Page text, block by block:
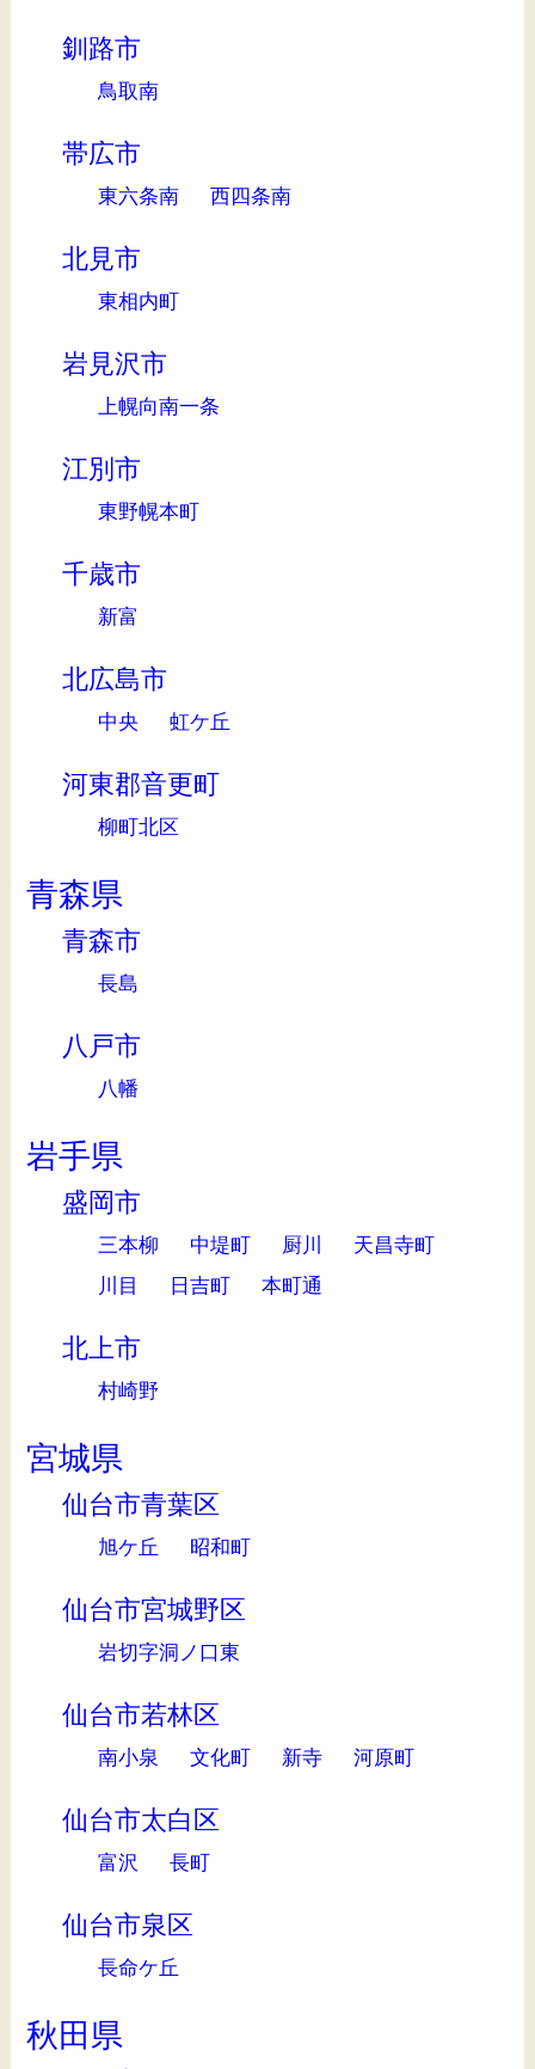
釧路市
鳥取南
帯広市
東六条南 西四条南
北見市
東相内町
岩見沢市
上幌向南一条
江別市
東野幌本町
千歳市
新富
北広島市
中央 虹ケ丘
河東郡音更町
柳町北区
青森県
青森市
長島
八戸市
八幡
岩手県
盛岡市
三本柳 中堤町 厨川
天昌寺町
川目
日吉町 本町通
北上市
村崎野
宮城県
仙台市青葉区
旭ケ丘 昭和町
仙台市宮城野区
岩切字洞ノ口東
仙台市若林区
南小泉 文化町 新寺 河原町
仙台市太白区
富沢 長町
仙台市泉区
長命ケ丘
秋田県